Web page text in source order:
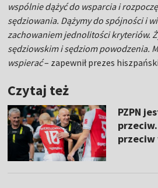
wspólnie dążyć do wsparcia i
sędziowania. Dążymy do spójności i
zachowaniem jednolitości kryteriów.
sędziowskim i sędziom powodzenia.
wspierać– zapewnił prezes
Czytaj też
PZPN
przeciw